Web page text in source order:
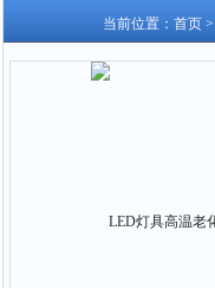
当前位置： 首页